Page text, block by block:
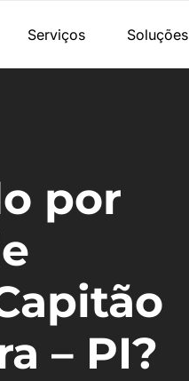
Serviços Soluções
por
– PI?